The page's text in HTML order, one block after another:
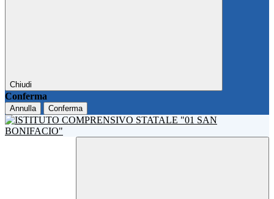
Chiudi
Conferma
Annulla Conferma